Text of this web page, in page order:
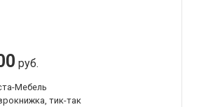
руб.
Мебель
тик-так